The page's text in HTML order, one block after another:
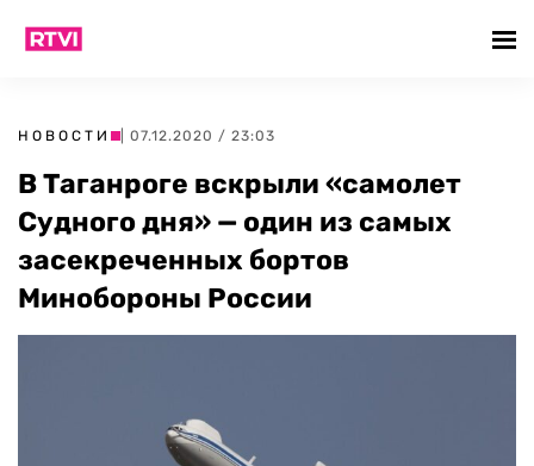
НОВОСТИ | 07.12.2020 / 23:03
В Таганроге вскрыли «самолет
Судного дня» — один из самых
засекреченных бортов
Минобороны России